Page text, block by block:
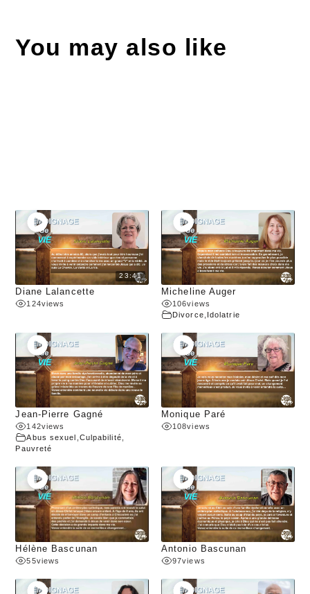
You may also like
23:41
Diane Lalancette
124views
Micheline Auger
106views
Divorce Idolatrie
Jean-Pierre Gagné
142views
Abus sexuel
Culpabilité
Pauvreté
Monique Paré
108views
Hélène Bascunan
55views
Antonio Bascunan
97views